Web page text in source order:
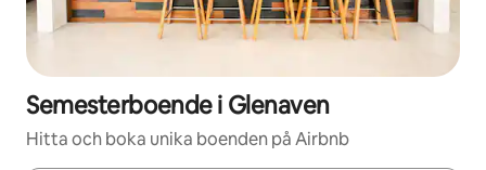
Semesterboende i Glenaven
Hitta och boka unika boenden på Airbnb